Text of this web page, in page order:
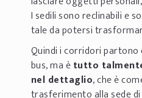
I sedili sono reclinabili e
tale da potersi
Quindi i corridori partono
bus, ma ètutto
nel dettaglio, che è
trasferimento alla sede